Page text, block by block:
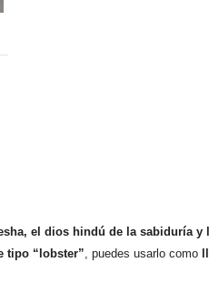
el dios hindú de la sabiduría y
tipo “lobster”, puedes usarlo como